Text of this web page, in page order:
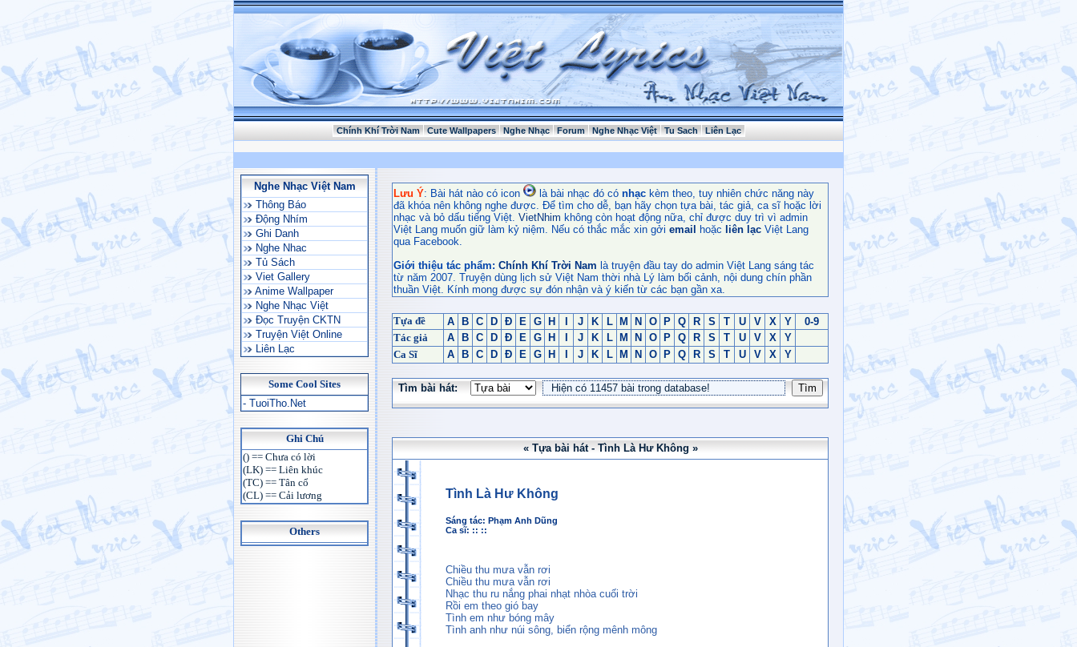
Chính Khí Trời Nam Cute Wallpapers Nghe Nhạc Forum Nghe Nhạc Việt Tu Sach Liên Lạc
Nghe Nhạc Việt Nam
Thông Báo
Động Nhím
Ghi Danh
Nghe Nhac
Tủ Sách
Viet Gallery
Anime Wallpaper
Nghe Nhạc Việt
Đọc Truyện CKTN
Truyện Việt Online
Liên Lạc
Some Cool Sites
- TuoiTho.Net
Ghi Chú
() == Chưa có lời
(LK) == Liên khúc
(TC) == Tân cổ
(CL) == Cải lương
Others
Lưu Ý: Bài hát nào có icon là bài nhạc đó có nhạc kèm theo, tuy nhiên chức năng này
đã khóa nên không nghe được. Để tìm cho dễ, bạn hãy chọn tựa bài, tác giả, ca sĩ hoặc lời
nhạc và bỏ dấu tiếng Việt. VietNhim không còn hoạt động nữa, chỉ được duy trì vì admin
Việt Lang muốn giữ làm kỷ niệm. Nếu có thắc mắc xin gởi email hoặc liên lạc Việt Lang
qua Facebook.
Giới thiệu tác phẩm: Chính Khí Trời Nam là truyện đầu tay do admin Việt Lang sáng tác
từ năm 2007. Truyện dùng lịch sử Việt Nam thời nhà Lý làm bối cảnh, nội dung chín phần
thuần Việt. Kính mong được sự đón nhận và ý kiến từ các bạn gần xa.
Tựa đề A B C D Đ E G H J K L M N O P Q R S T U V X Y
0-9
Tác giả
A B C D Đ E G H J K L M N O P Q R S T U V X
Y
Ca Sĩ
A B C D Đ E G H J K L M N O P Q R S T U V X Y
Tìm bài hát:
« Tựa bài hát - Tình Là Hư Không »
Tình Là Hư Không
Sáng tác: Phạm Anh Dũng
Ca sĩ: :: ::
Chiều thu mưa vẫn rơi
Chiều thu mưa vẫn rơi
Nhạc thu ru nắng phai nhạt nhòa cuối trời
Rồi em theo gió bay
Tình em như bóng mây
Tình anh như núi sông, biển rộng mênh mông